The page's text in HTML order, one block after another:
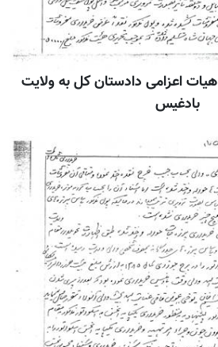
اعزامی دادستان کل به ولايت
بادغيس